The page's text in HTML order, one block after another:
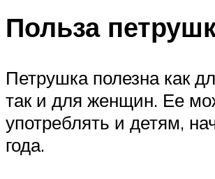
Польза
Петрушка полезна как
так и для женщин. Ее
употреблять и детям,
года.